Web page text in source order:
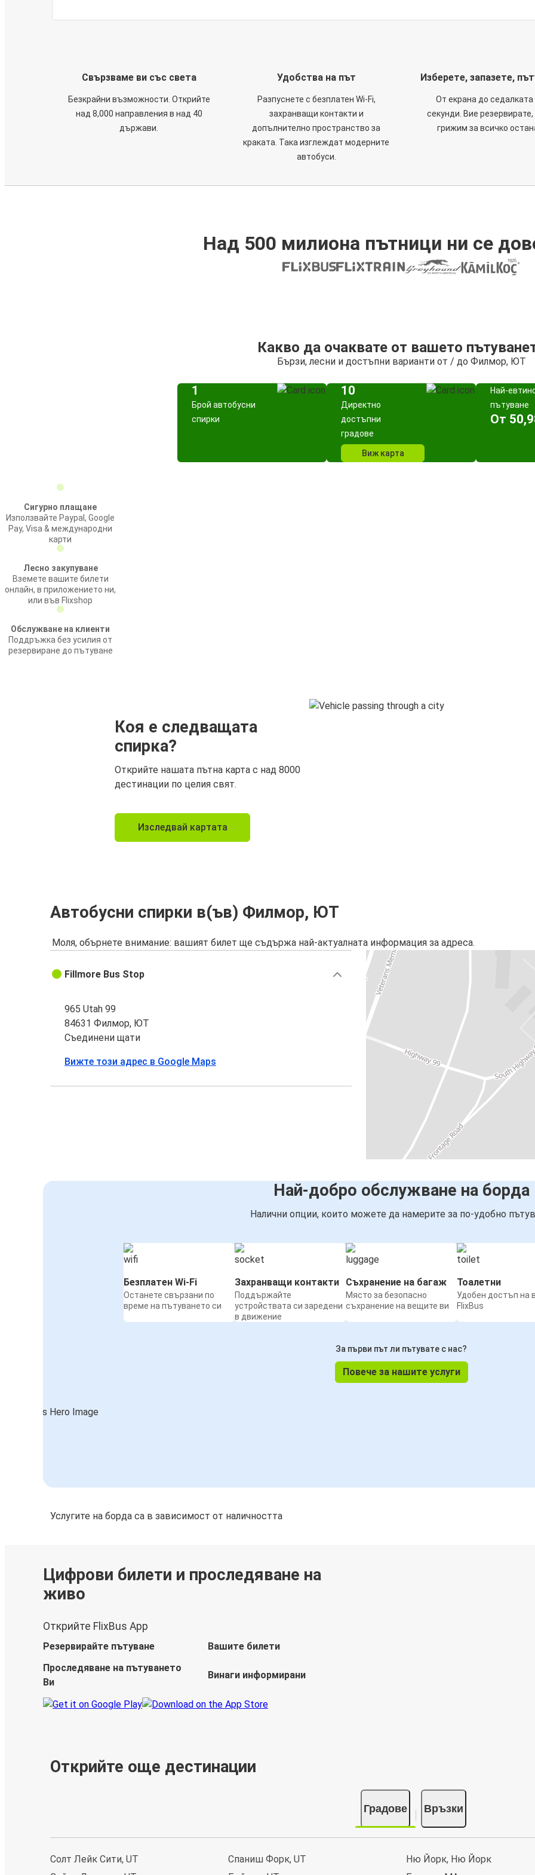
Свързваме ви със света
Безкрайни възможности. Открийте
над 8,000 направления в над 40
държави.
Удобства на път
Разпуснете с безплатен Wi-Fi,
захранващи контакти и
допълнително пространство за
краката. Така изглеждат модерните
автобуси.
Изберете, запазете,
От екрана до седалката
секунди. Вие резервирате,
грижим за всичко
Над 500 милиона пътници ни се
Какво да очаквате от вашето
Бързи, лесни и достъпни варианти от / до Филмор, ЮТ
1
Брой автобусни
спирки
10
Директно
достъпни
градове
Виж карта
Най-
пътуване
Oт
Сигурно плащане
Използвайте Paypal, Google
Pay, Visa & международни
карти
Лесно закупуване
Вземете вашите билети
онлайн, в приложението ни,
или във Flixshop
Обслужване на клиенти
Поддръжка без усилия от
резервиране до пътуване
Коя е следващата
спирка?
Открийте нашата пътна карта с над 8000
дестинации по целия свят.
Изследвай картата
Автобусни спирки в(ъв) Филмор, ЮТ
Моля, обърнете внимание: вашият билет ще съдържа най-актуалната информация за адреса.
Fillmore Bus Stop
965 Utah 99
84631 Филмор, ЮТ
Съединени щати
Вижте този адрес в Google Maps
Най-добро обслужване на борда
Налични опции, които можете да намерите за по-удобно
Безплатен Wi-Fi
Останете свързани по
време на пътуването си
Захранващи контакти
Поддържайте
устройствата си заредени
в движение
Съхранение на багаж
Място за безопасно
съхранение на вещите ви
Тоалетни
Удобен достъп на
FlixBus
За първи път ли пътувате с нас?
Повече за нашите услуги
Услугите на борда са в зависимост от наличността
Цифрови билети и проследяване на
живо
Открийте FlixBus App
Резервирайте пътуване
Вашите билети
Проследяване на пътуването
Ви
Винаги информирани
Открийте още дестинации
Градове Връзки
Солт Лейк Сити, UT
Спаниш Форк, UT
Ню Йорк, Ню Йорк